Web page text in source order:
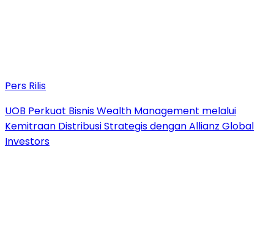
Pers Rilis
UOB Perkuat Bisnis Wealth Management melalui
Kemitraan Distribusi Strategis dengan Allianz Global
Investors